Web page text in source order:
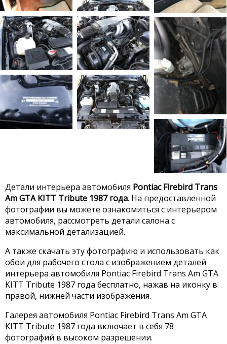
Детали интерьера автомобиля Pontiac Firebird Trans
Am GTA KITT Tribute 1987 года. На предоставленной
фотографии вы можете ознакомиться с интерьером
автомобиля, рассмотреть детали салона с
максимальной детализацией.
А также скачать эту фотографию и использовать как
обои для рабочего стола с изображением деталей
интерьера автомобиля Pontiac Firebird Trans Am GTA
KITT Tribute 1987 года бесплатно, нажав на иконку в
правой, нижней части изображения.
Галерея автомобиля Pontiac Firebird Trans Am GTA
KITT Tribute 1987 года включает в себя 78
фотографий в высоком разрешении.